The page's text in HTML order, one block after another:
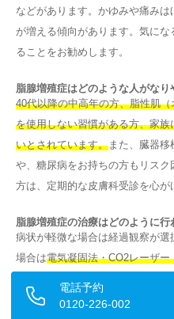
などがあります。かゆみや痛み
が増える傾向があります。気に
ることをお勧めします。
脂腺増殖症はどのような人がなり
40代以降の中高年の方、脂性肌
を使用しない習慣がある方、家
いとされています。また、臓器
や、糖尿病をお持ちの方もリス
方は、定期的な皮膚科受診を心が
脂腺増殖症の治療はどのように行
病状が軽微な場合は経過観察が選
場合は電気凝固法・CO2レーザ
性疾患との鑑別が必要な場合に
電話予約
0120-226-002